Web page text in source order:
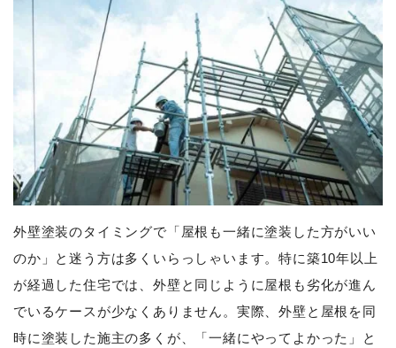
外壁塗装のタイミングで「屋根も一緒に塗装した方がいい
のか」と迷う方は多くいらっしゃいます。特に築10年以上
が経過した住宅では、外壁と同じように屋根も劣化が進ん
でいるケースが少なくありません。実際、外壁と屋根を同
時に塗装した施主の多くが、「一緒にやってよかった」と